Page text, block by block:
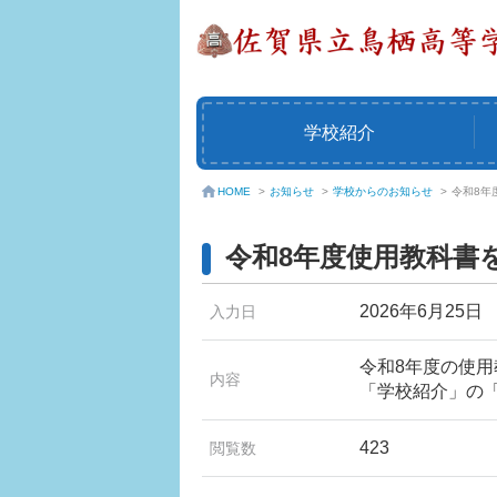
学校紹介
HOME > お知らせ > 学校からのお知らせ > 令和8年
令和8年度使用教科書
入力日 2026年6月25日
内容
令和8年度の使
「学校紹介」の
閲覧数 423